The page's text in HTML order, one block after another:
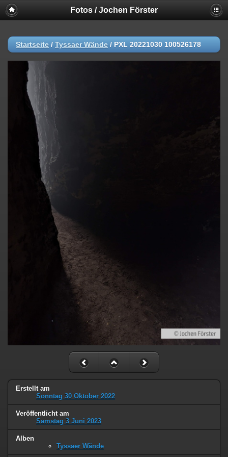
Fotos / Jochen Förster
Startseite / Tyssaer Wände / PXL 20221030 100526178
Erstellt am
Sonntag 30 Oktober 2022
Veröffentlicht am
Samstag 3 Juni 2023
Alben
Tyssaer Wände